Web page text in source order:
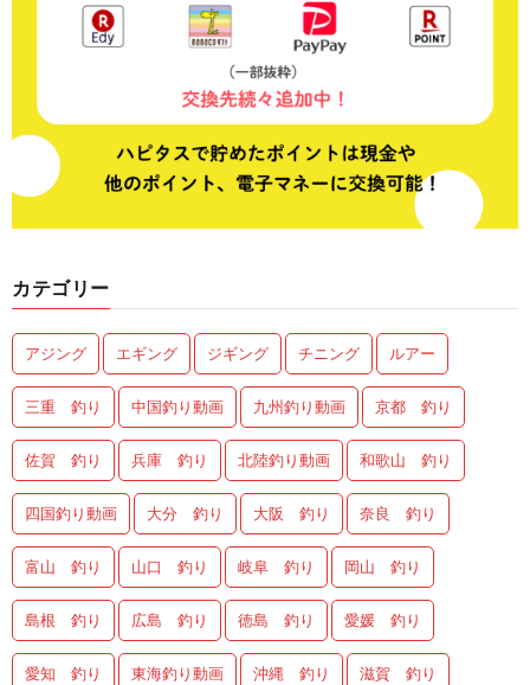
カテゴリー
アジング エギング ジギング チニング ルアー
三重 釣り 中国釣り動画 九州釣り動画 京都 釣り
佐賀 釣り 兵庫 釣り 北陸釣り動画 和歌山 釣り
四国釣り動画 大分 釣り 大阪 釣り 奈良 釣り
富山 釣り 山口 釣り 岐阜 釣り 岡山 釣り
島根 釣り 広島 釣り 徳島 釣り 愛媛 釣り
愛知 釣り 東海釣り動画 沖縄 釣り 滋賀 釣り